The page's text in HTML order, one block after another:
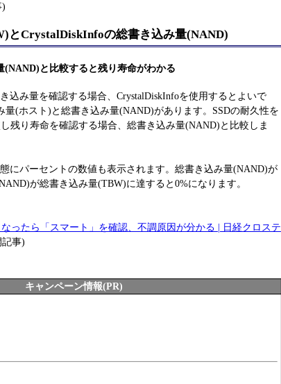
)
とCrystalDiskInfoの総書き込み量(NAND)
と比較すると残り寿命がわかる
込み量を確認する場合、CrystalDiskInfoを使用するとよいで
量(ホスト)と総書き込み量(NAND)があります。SSDの耐久性を
残り寿命を確認する場合、総書き込み量(NAND)と比較しま
にパーセントの数値も表示されます。総書き込み量(NAND)が
が総書き込み量(TBW)に達すると0%になります。
ったら「スマート」を確認、不調原因が分かる | 日経クロステ
記事)
キャンペーン情報(PR)